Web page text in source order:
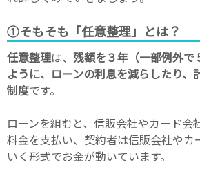
①そもそも「任意整理」とは？
任意整理は、 残額を３年（一部例外で
ように、ローンの利息を減らしたり、
制度です。
ローンを組むと、信販会社やカード会
料金を支払い、契約者は信販会社やカ
いく形式でお金が動いています。